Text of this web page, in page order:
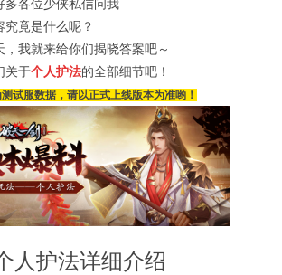
多各位少侠私信问我
究竟是什么呢？
，我就来给你们揭晓答案吧～
关于个人护法的全部细节吧！
测试服数据，请以正式上线版本为准哟！
人护法详细介绍